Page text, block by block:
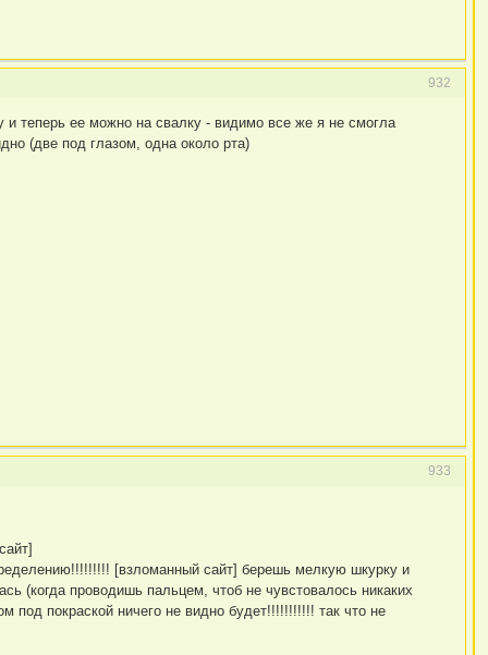
932
теперь ее можно на свалку - видимо все же я не смогла
(две под глазом, одна около рта)
933
[взломанный сайт] берешь мелкую шкурку и
(когда проводишь пальцем, чтоб не чувстовалось никаких
покраской ничего не видно будет!!!!!!!!!!! так что не